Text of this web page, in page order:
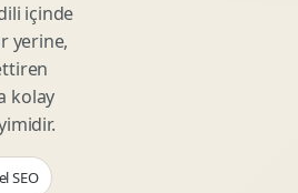
içinde
yerine,
kolay
SEO